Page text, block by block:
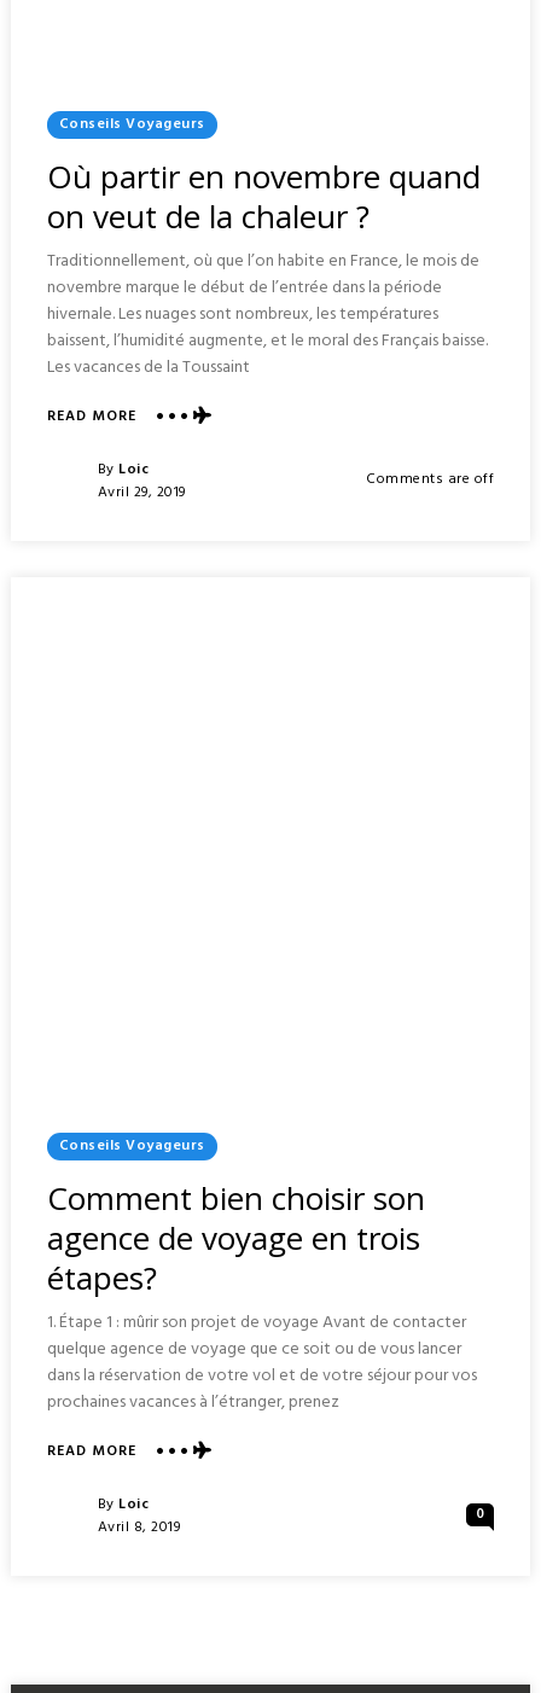
Posted
In
Conseils Voyageurs
Où partir en novembre quand
on veut de la chaleur ?
Traditionnellement, où que l’on habite en France, le mois de
novembre marque le début de l’entrée dans la période
hivernale. Les nuages sont nombreux, les températures
baissent, l’humidité augmente, et le moral des Français baisse.
Les vacances de la Toussaint
READ MOREABOUT
PARTIR
EN
Posted
By Loic
Posted
Avril 29, 2019
Comments are off
Posted
In
Conseils Voyageurs
Comment bien choisir son
agence de voyage en trois
étapes?
1. Étape 1 : mûrir son projet de voyage Avant de contacter
quelque agence de voyage que ce soit ou de vous lancer
dans la réservation de votre vol et de votre séjour pour vos
prochaines vacances à l’étranger, prenez
READ MOREABOUT
BIEN
CHOISIR
ÉTAPES?
Posted
By Loic
Posted
Avril 8, 2019
0